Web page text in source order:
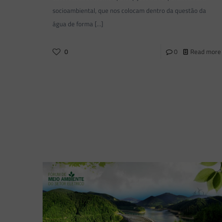
socioambiental, que nos colocam dentro da questão da
água de forma […]
0 0 Read more